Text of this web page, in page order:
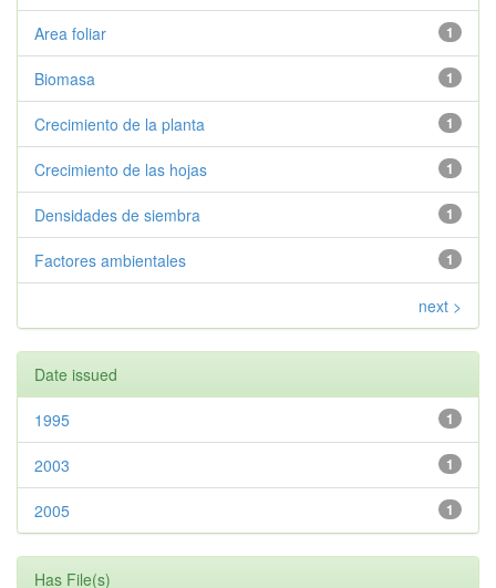
1
Area foliar
1
Biomasa
1
Crecimiento de la planta
1
Crecimiento de las hojas
1
Densidades de siembra
1
Factores ambientales
next >
Date issued
1
1995
1
2003
1
2005
Has File(s)